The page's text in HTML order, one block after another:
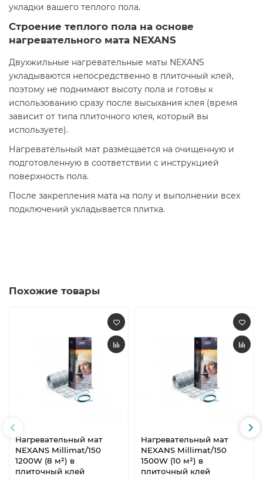
укладки вашего теплого пола.
Строение теплого пола на основе
нагревательного мата NEXANS
Двухжильные нагревательные маты NEXANS
укладываются непосредственно в плиточный клей,
поэтому не поднимают высоту пола и готовы к
использованию сразу после высыхания клея (время
зависит от типа плиточного клея, который вы
используете).
Нагревательный мат размещается на очищенную и
подготовленную в соответствии с инструкцией
поверхность пола.
После закрепления мата на полу и выполнении всех
подключений укладывается плитка.
Похожие товары
Нагревательный мат
NEXANS Millimat/150
1200W (8 м²) в
плиточный клей
Нагревательный мат
NEXANS Millimat/150
1500W (10 м²) в
плиточный клей